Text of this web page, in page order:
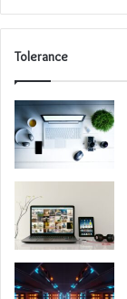
Tolerance